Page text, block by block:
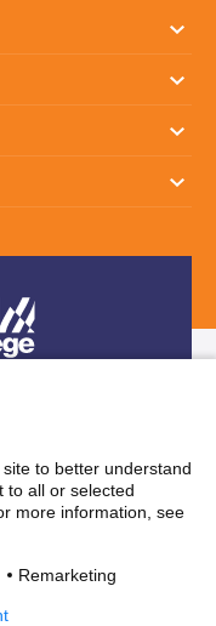
to better understand
to all or selected
more information, see
Remarketing